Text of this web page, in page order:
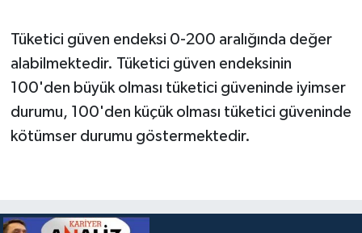
Tüketici güven endeksi 0-200 aralığında değer
alabilmektedir. Tüketici güven endeksinin
100'den büyük olması tüketici güveninde iyimser
durumu, 100'den küçük olması tüketici güveninde
kötümser durumu göstermektedir.